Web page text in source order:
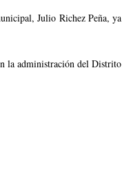
Julio Richez Peña, ya
la administración del Distrito